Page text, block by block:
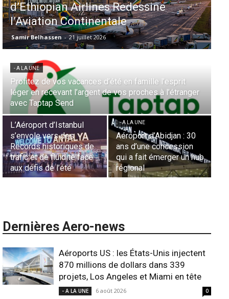
d’Ethiopian Airlines Redessine
l’Aviation Continentale
Samir Belhassen - 21 juillet 2026
- A LA UNE
Profitez de vos vacances d’été en famille l’esprit
léger en recevant l’argent de vos proches à l’étranger
avec Taptap Send
L’Aéroport d’Istanbul
s’envole vers des
Records historiques de
trafic et de fluidité face
aux défis de l’été
- A LA UNE
Aéroport d’Abidjan : 30
ans d’une concession
qui a fait émerger un hub
régional
Dernières Aero-news
Aéroports US : les États-Unis injectent
870 millions de dollars dans 339
projets, Los Angeles et Miami en tête
- A LA UNE 6 août 2026 0